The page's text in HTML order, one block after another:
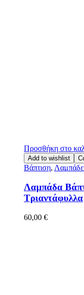
Προσθήκη στο
Add to wishlist
Βάπτιση,
Λαμπάδα
Τριαντάφυλλα
60,00 €